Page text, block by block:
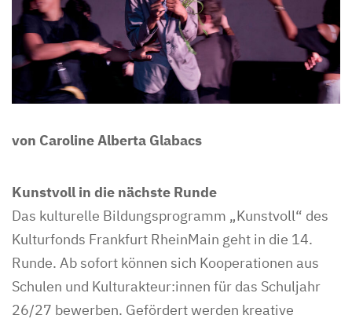
von Caroline Alberta Glabacs
Kunstvoll in die nächste Runde
Das kulturelle Bildungsprogramm „Kunstvoll“ des
Kulturfonds Frankfurt RheinMain geht in die 14.
Runde. Ab sofort können sich Kooperationen aus
Schulen und Kulturakteur:innen für das Schuljahr
26/27 bewerben. Gefördert werden kreative